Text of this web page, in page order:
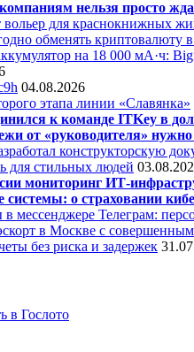
нельзя просто
вольер для краснокнижных
обменять криптовалюту
на 18 000 мА·ч:
04.08.2026
этапа линии «Славянка»
к команде ITKey в
от «руководителя»
конструкторскую
для стильных людей
мониторинг ИТ-
о страховании
Телеграм:
в Москве с
без риска и задержек
в Гослото